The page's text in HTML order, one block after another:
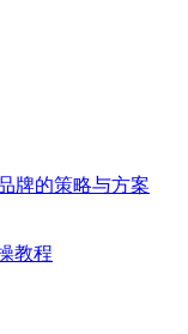
牌的策略与方案
教程